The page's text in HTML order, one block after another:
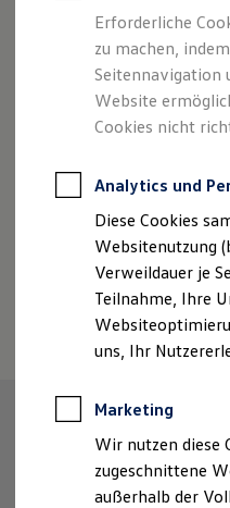
Leasing
Leasing-
Junge
Elektroauto
Kleinwagen-
Leasing
Autokredit
Versicherungen
Kfz-
Garantien
Wartungsverträge
Geschäftskunden
Professional
Großkunden
Behörden
Anpfiff zum Gewinn
Elektroautos
ID. Tutorials
Der ID.7
Impressum & Rechtliches)
Erforderliche
zu machen,
Seitennavigation
Website
Cookies nicht
Analytics und
Diese Cookies
Websitenutzung
Verweildauer je
Teilnahme, Ihre
uns, Ihr
Marketing
Wir nutzen diese
zugeschnittene
außerhalb der